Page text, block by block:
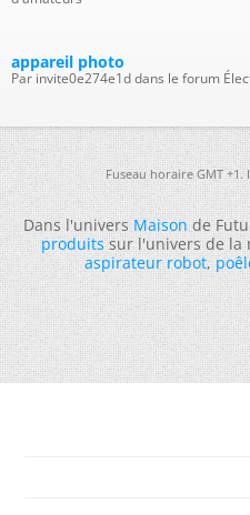
appareil photo
Par invite0e274e1d dans le forum
Fuseau horaire GMT
Dans l'universMaisonde
produitssur l'univers de la
aspirateur robot,